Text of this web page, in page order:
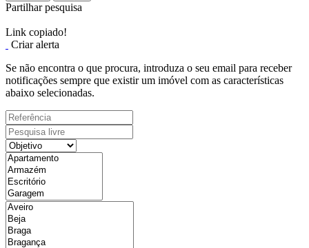
Partilhar pesquisa
Link copiado!
Criar alerta
Se não encontra o que procura, introduza o seu email para receber
notificações sempre que existir um imóvel com as características
abaixo selecionadas.